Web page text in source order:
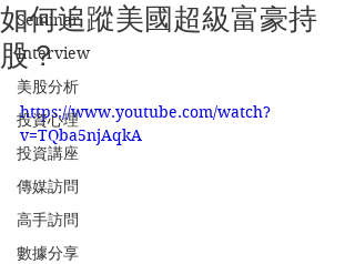
Seminar
Interview
美股分析
投資心理
投資講座
傳媒訪問
高手訪問
數據分享
如何追蹤美國超級富豪持
股？
https://www.youtube.com/watch?
v=TQba5njAqkA